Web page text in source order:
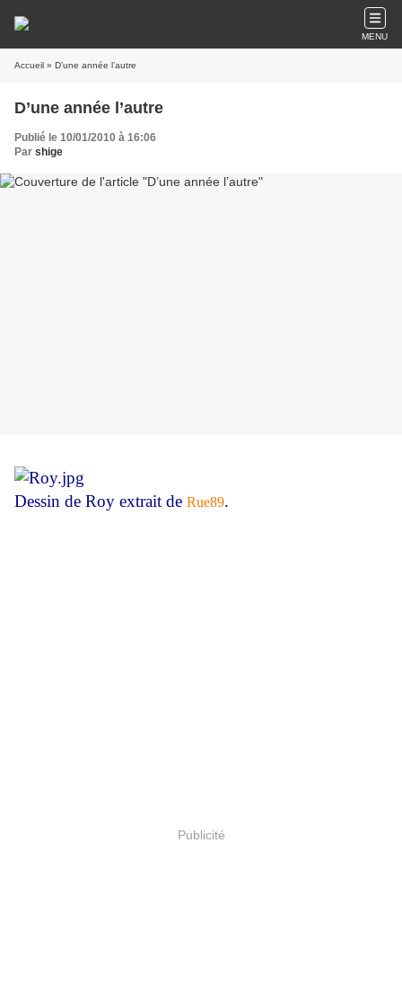
MENU
Accueil » D’une année l’autre
D’une année l’autre
Publié le 10/01/2010 à 16:06
Par shige
Dessin de Roy extrait de Rue89.
Publicité